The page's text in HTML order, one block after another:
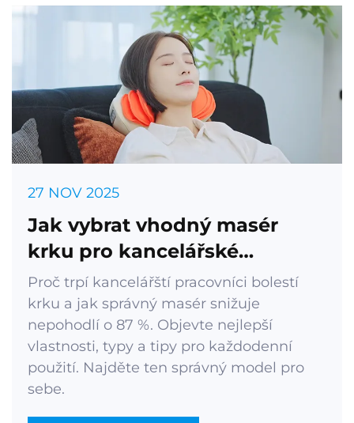
27 NOV 2025
Jak vybrat vhodný masér
krku pro kancelářské
pracovníky?
Proč trpí kancelářští pracovníci bolestí
krku a jak správný masér snižuje
nepohodlí o 87 %. Objevte nejlepší
vlastnosti, typy a tipy pro každodenní
použití. Najděte ten správný model pro
sebe.